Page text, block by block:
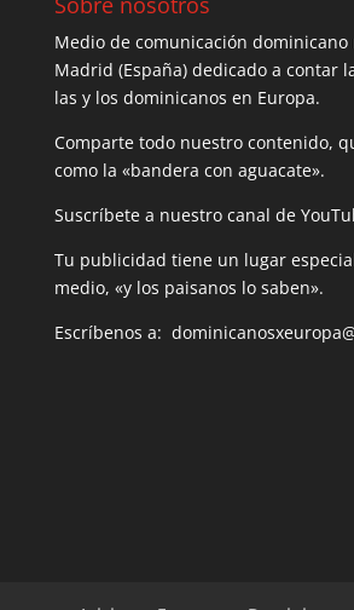
Medio de comunicación dominicano
Madrid (España) dedicado a contar
las y los dominicanos en Europa.
Comparte todo nuestro contenido,
como la «bandera con aguacate».
Suscríbete a nuestro canal de
Tu publicidad tiene un lugar
medio, «y los paisanos lo saben».
Escríbenos a: